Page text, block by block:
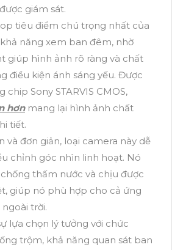
giám sát.
tiêu điểm chú trọng nhất của
năng xem ban đêm, nhờ
giúp hình ảnh rõ ràng và chất
điều kiện ánh sáng yếu. Được
Sony STARVIS CMOS,
hơn mang lại hình ảnh chất
tiết.
và đơn giản, loại camera này dễ
chỉnh góc nhìn linh hoạt. Nó
thấm nước và chịu được
giúp nó phù hợp cho cả ứng
trời.
lựa chọn lý tưởng với chức
trộm, khả năng quan sát ban